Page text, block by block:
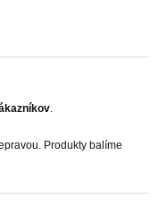
.
Produkty balíme